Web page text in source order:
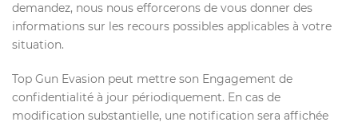
demandez, nous nous efforcerons de vous donner des
informations sur les recours possibles applicables à votre
situation.
Top Gun Evasion peut mettre son Engagement de
confidentialité à jour périodiquement. En cas de
modification substantielle, une notification sera affichée